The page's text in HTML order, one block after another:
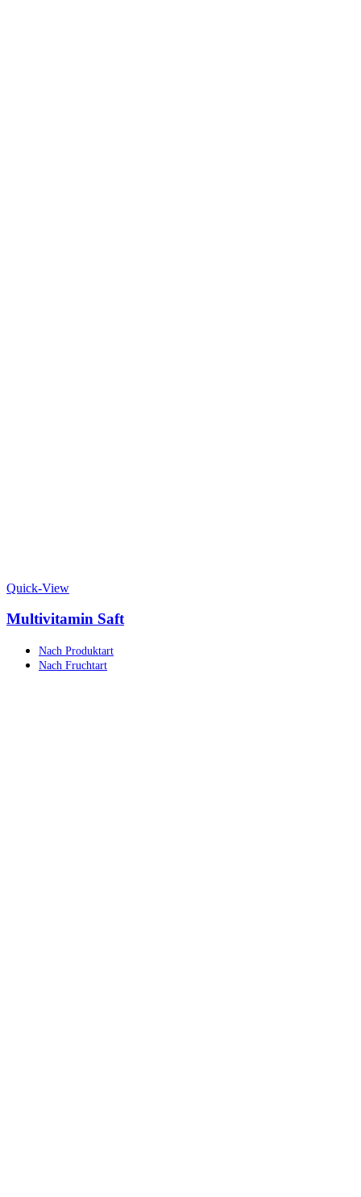
Quick-View
Multivitamin Saft
Nach Produktart
Nach Fruchtart